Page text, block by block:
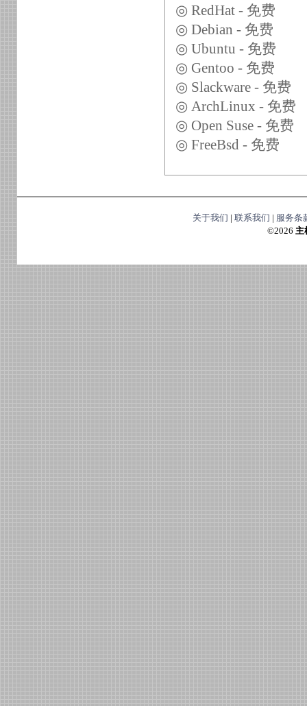
◎ RedHat - 免费
◎ Debian - 免费
◎ Ubuntu - 免费
◎ Gentoo - 免费
◎ Slackware - 免费
◎ ArchLinux - 免费
◎ Open Suse - 免费
◎ FreeBsd - 免费
关于我们 | 联系我们 | 服务条
©2026 主